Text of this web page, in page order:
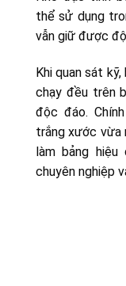
thể sử dụng
vẫn giữ được
Khi quan sát
chạy đều trên
độc đáo.
trắng xước vừa
làm bảng
chuyên nghiệp